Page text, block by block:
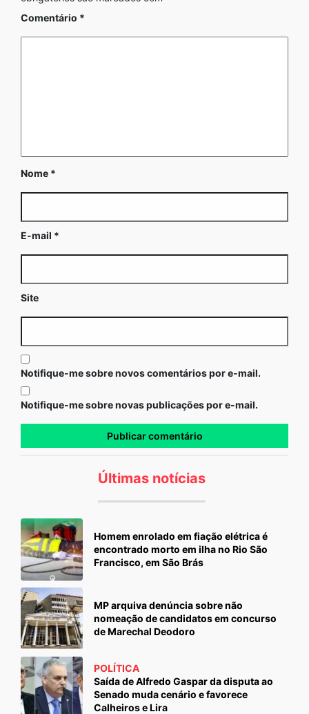
Comentário *
Nome *
E-mail *
Site
Notifique-me sobre novos comentários por e-mail.
Notifique-me sobre novas publicações por e-mail.
Últimas notícias
Homem enrolado em fiação elétrica é
encontrado morto em ilha no Rio São
Francisco, em São Brás
MP arquiva denúncia sobre não
nomeação de candidatos em concurso
de Marechal Deodoro
POLÍTICA
Saída de Alfredo Gaspar da disputa ao
Senado muda cenário e favorece
Calheiros e Lira